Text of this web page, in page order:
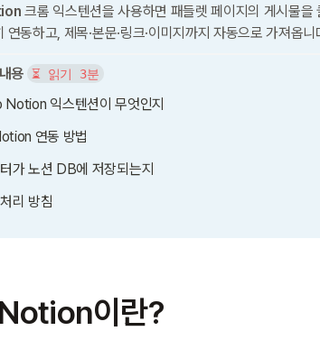
크롬 익스텐션을 사용하면 패들렛 페이지의 게시물
연동하고, 제목·본문·링크·이미지까지 자동으로 가져옵니
용 ⏳ 읽기 3분
익스텐션이 무엇인지
연동 방법
가 노션 DB에 저장되는지
리 방침
이란?